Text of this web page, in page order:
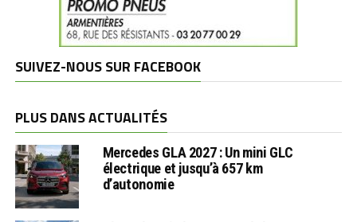
SUIVEZ-NOUS SUR FACEBOOK
PLUS DANS ACTUALITÉS
Mercedes GLA 2027 : Un mini GLC
électrique et jusqu’à 657 km
d’autonomie